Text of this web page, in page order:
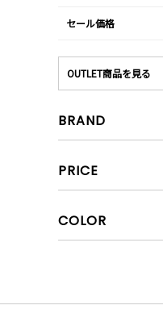
セール価格
OUTLET商品を見る
BRAND
PRICE
COLOR